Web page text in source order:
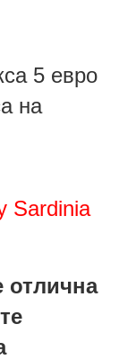
5 евро
на
Sardinia